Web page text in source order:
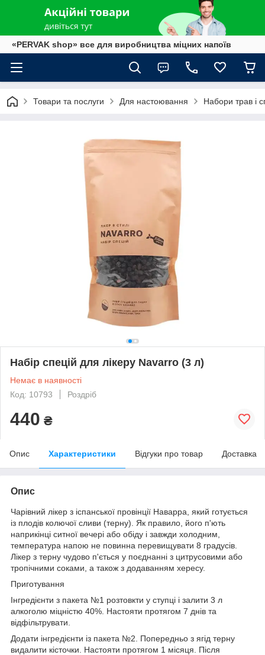
«PERVAK shop» все для виробництва міцних напоїв
Товари та послуги Для настоювання Набори трав і
Набір спецій для лікеру Navarro (3 л)
Немає в наявності
Код: 10793
Роздріб
440 ₴
Опис Характеристики Відгуки про товар Доставка
Опис
Чарівний лікер з іспанської провінції Наварра, який готується
із плодів колючої сливи (терну). Як правило, його п'ють
наприкінці ситної вечері або обіду і завжди холодним,
температура напою не повинна перевищувати 8 градусів.
Лікер з терну чудово п'ється у поєднанні з цитрусовими або
тропічними соками, а також з додаванням хересу.
Приготування
Інгредієнти з пакета №1 розтовкти у ступці і залити 3 л
алкоголю міцністю 40%. Настояти протягом 7 днів та
відфільтрувати.
Додати інгредієнти із пакета №2. Попередньо з ягід терну
видалити кісточки. Настояти протягом 1 місяця. Після